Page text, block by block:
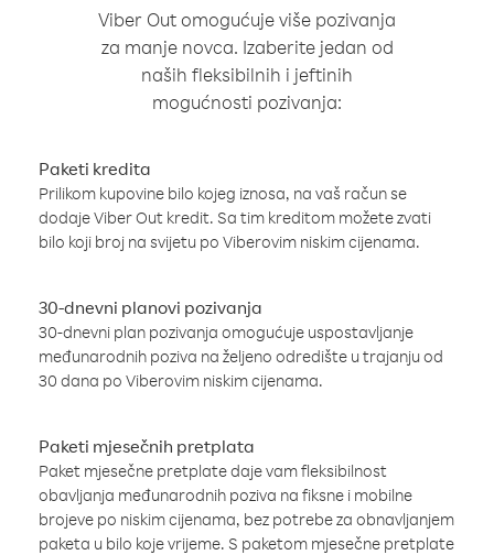
Viber Out omogućuje više pozivanja
za manje novca. Izaberite jedan od
naših fleksibilnih i jeftinih
mogućnosti pozivanja:
Paketi kredita
Prilikom kupovine bilo kojeg iznosa, na vaš račun se
dodaje Viber Out kredit. Sa tim kreditom možete zvati
bilo koji broj na svijetu po Viberovim niskim cijenama.
30-dnevni planovi pozivanja
30-dnevni plan pozivanja omogućuje uspostavljanje
međunarodnih poziva na željeno odredište u trajanju od
30 dana po Viberovim niskim cijenama.
Paketi mjesečnih pretplata
Paket mjesečne pretplate daje vam fleksibilnost
obavljanja međunarodnih poziva na fiksne i mobilne
brojeve po niskim cijenama, bez potrebe za obnavljanjem
paketa u bilo koje vrijeme. S paketom mjesečne pretplate